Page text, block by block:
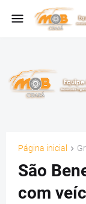
Página inicial
São
com